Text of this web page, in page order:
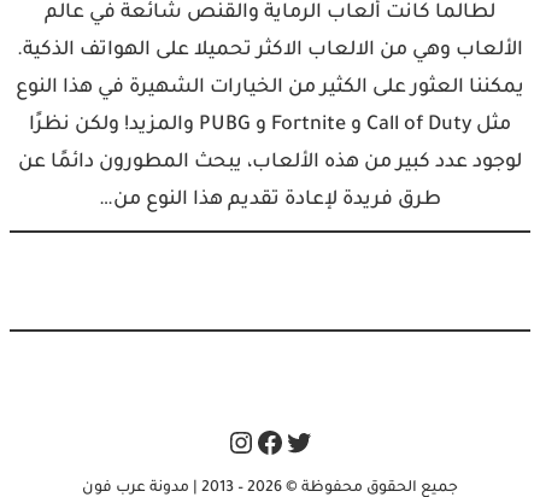
لطالما كانت ألعاب الرماية والقنص شائعة في عالم
الألعاب وهي من الالعاب الاكثر تحميلا على الهواتف الذكية.
يمكننا العثور على الكثير من الخيارات الشهيرة في هذا النوع
مثل Call of Duty و Fortnite و PUBG والمزيد! ولكن نظرًا
لوجود عدد كبير من هذه الألعاب، يبحث المطورون دائمًا عن
طرق فريدة لإعادة تقديم هذا النوع من…
Twitter
Facebook
Instagram
جميع الحقوق محفوظة © 2026 – 2013 | مدونة عرب فون